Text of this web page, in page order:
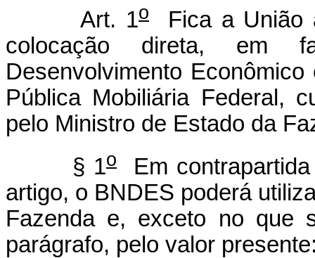
Art. 1oFica a União
colocação direta, em
Desenvolvimento
Pública Mobiliária Federal,
pelo Ministro de Estado da
§ 1o
Em
artigo, o BNDES poderá
Fazenda e, exceto no que
parágrafo, pelo valor